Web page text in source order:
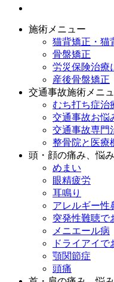
施術メニュー
猫背矯正・猫
骨盤矯正
労災保険治療
産後骨盤矯正
交通事故施術メニ
むち打ち症治
交通事故お悩
交通事故専門
整骨院と医療
頭・顔の痛み、悩み
めまい
眼精疲労
耳鳴り
アレルギー性
突発性難聴で
メニエール病
ドライアイ
顎関節症
頭痛